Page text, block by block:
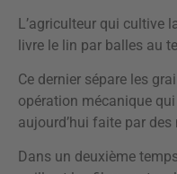
L’agriculteur qui cultive
livre le lin par balles au
Ce dernier sépare les
opération mécanique
aujourd’hui faite par des
Dans un deuxième